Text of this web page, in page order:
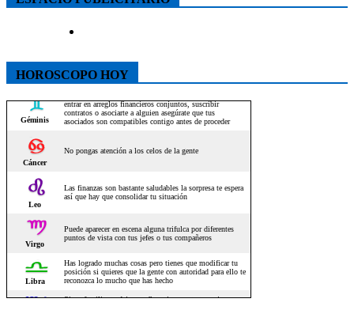
HOROSCOPO HOY